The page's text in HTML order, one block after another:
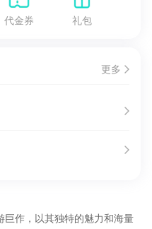
代金券 礼包
更多
巨作，以其独特的魅力和海量